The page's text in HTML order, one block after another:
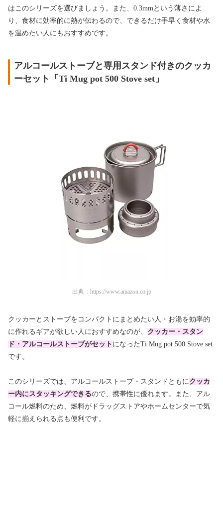
はこのシリーズを選びましょう。また、0.3mmという薄さによ
り、食材に効率的に熱が伝わるので、できるだけ手早く食材や水
を温めたい人にもおすすめです。
アルコールストーブと専用スタンド付きのクッカ
ーセット「Ti Mug pot 500 Stove set」
出典： https://www.amazon.co.jp
クッカーとストーブをコンパクトにまとめたい人・お湯を効率的
に作れるギアが欲しい人におすすめなのが、 クッカー・スタン
ド・アルコールストーブがセット になったTi Mug pot 500 Stove set
です。
このシリーズでは、アルコールストーブ・スタンドともに クッカ
ー内にスタッキングできるので、携帯性に優れます。また、アル
コール燃料のため、燃料がドラッグストアやホームセンターで気
軽に揃えられる点も便利です。